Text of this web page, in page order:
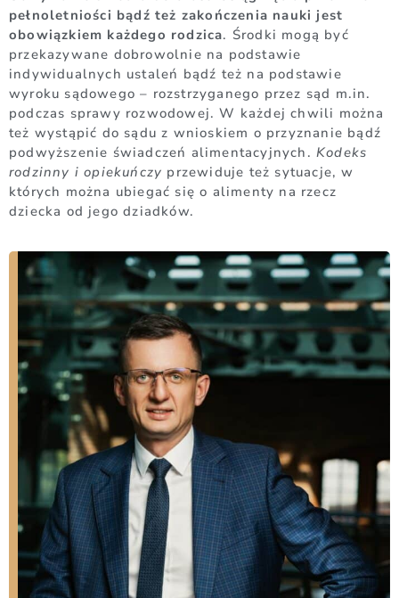
pełnoletniości bądź też zakończenia nauki jest
obowiązkiem każdego rodzica. Środki mogą być
przekazywane dobrowolnie na podstawie
indywidualnych ustaleń bądź też na podstawie
wyroku sądowego – rozstrzyganego przez sąd m.in.
podczas sprawy rozwodowej. W każdej chwili można
też wystąpić do sądu z wnioskiem o przyznanie bądź
podwyższenie świadczeń alimentacyjnych. Kodeks
rodzinny i opiekuńczy przewiduje też sytuacje, w
których można ubiegać się o alimenty na rzecz
dziecka od jego dziadków.